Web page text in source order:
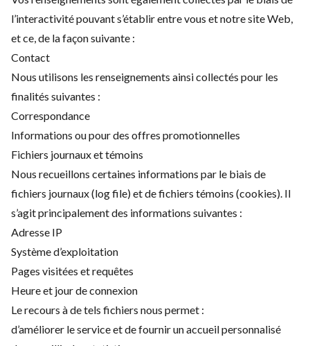
l’interactivité pouvant s’établir entre vous et notre site Web,
et ce, de la façon suivante :
Contact
Nous utilisons les renseignements ainsi collectés pour les
finalités suivantes :
Correspondance
Informations ou pour des offres promotionnelles
Fichiers journaux et témoins
Nous recueillons certaines informations par le biais de
fichiers journaux (log file) et de fichiers témoins (cookies). Il
s’agit principalement des informations suivantes :
Adresse IP
Système d’exploitation
Pages visitées et requêtes
Heure et jour de connexion
Le recours à de tels fichiers nous permet :
d’améliorer le service et de fournir un accueil personnalisé